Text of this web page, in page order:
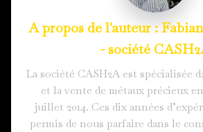
- société
La société CASH2A est spécialisée
et la vente de métaux précieux
juillet 2014. Ces dix années
permis de nous parfaire dans le